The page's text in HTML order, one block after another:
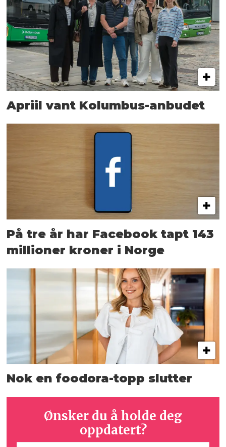
Apriil vant Kolumbus-anbudet
På tre år har Facebook tapt 143
millioner kroner i Norge
Nok en foodora-topp slutter
Ønsker du å holde deg
oppdatert?